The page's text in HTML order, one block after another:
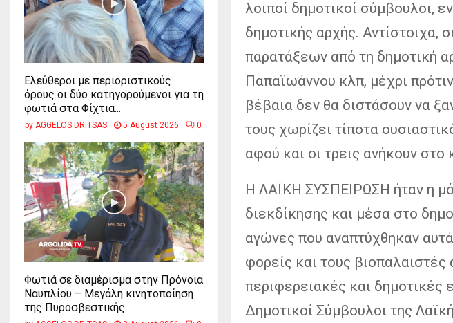
λοιποί δημοτικοί σύμβουλοι,
δημοτικής αρχής. Αντίστοιχα,
παρατάξεων από τη δημοτική
Παπαϊωάννου κλπ, μέχρι
βέβαια δεν θα διστάσουν να
τους χωρίζει τίποτα
αφού και οι τρεις ανήκουν
Η ΛΑΪΚΗ ΣΥΣΠΕΙΡΩΣΗ ήταν η
διεκδίκησης και μέσα στο
αγώνες που αναπτύχθηκαν
φορείς και τους
περιφερειακές και δημοτικές
Δημοτικοί Σύμβουλοι της
Ελεύθεροι με περιοριστικούς
όρους οι δύο κατηγορούμενοι για τη
φωτιά στα Φίχτια...
by AGGELOS DRITSAS 5 August 2026 0
Φωτιά σε διαμέρισμα στην Πρόνοια
Ναυπλίου – Μεγάλη κινητοποίηση
της Πυροσβεστικής